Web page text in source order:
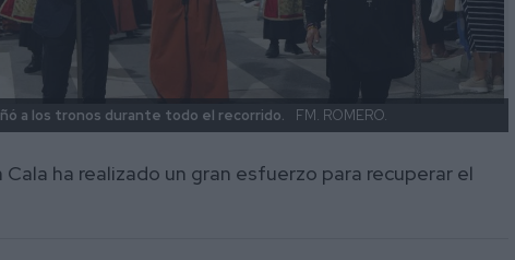
a los tronos durante todo el recorrido. FM. ROMERO.
ha realizado un gran esfuerzo para recuperar el